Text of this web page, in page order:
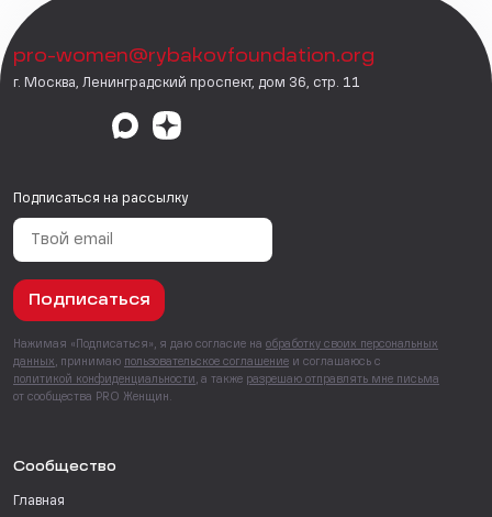
pro-women@rybakovfoundation.org
г. Москва, Ленинградский проспект, дом 36, стр. 11
Подписаться на рассылку
Подписаться
Нажимая «Подписаться», я даю согласие на обработку своих персональных
данных , принимаю пользовательское соглашение и соглашаюсь с
политикой конфиденциальности , а также разрешаю отправлять мне письма
от сообщества PRO Женщин.
Сообщество
Главная